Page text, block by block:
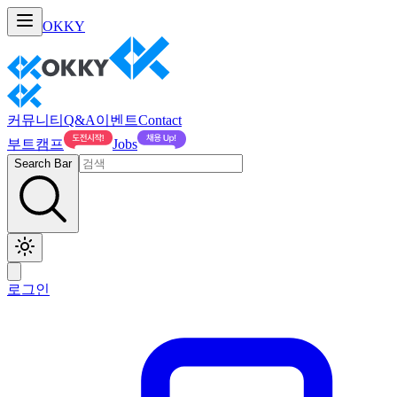
OKKY
커뮤니티 Q&A이벤트Contact
부트캠프
Jobs
Search Bar
로그인